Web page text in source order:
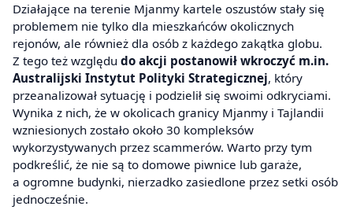
Działające na terenie Mjanmy kartele oszustów stały się
problemem nie tylko dla mieszkańców okolicznych
rejonów, ale również dla osób z każdego zakątka globu.
Z tego też względu do akcji postanowił wkroczyć m.in.
Australijski Instytut Polityki Strategicznej, który
przeanalizował sytuację i podzielił się swoimi odkryciami.
Wynika z nich, że w okolicach granicy Mjanmy i Tajlandii
wzniesionych zostało około 30 kompleksów
wykorzystywanych przez scammerów. Warto przy tym
podkreślić, że nie są to domowe piwnice lub garaże,
a ogromne budynki, nierzadko zasiedlone przez setki osób
jednocześnie.